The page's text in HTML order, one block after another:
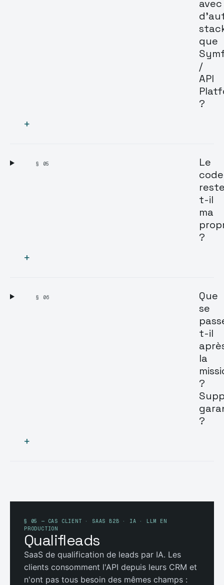
avec
que
/
API
?
+
§ 05
Le
code
t-il
ma
?
+
§ 06
Que
se
t-il
la
?
?
+
§ 05 — CAS CLIENT · SAAS B2B · IA · LLM EN
PRODUCTION
Qualifleads
SaaS de qualification de leads par IA. Les
clients consomment l'API depuis leurs CRM et
n'ont pas tous besoin des mêmes champs :